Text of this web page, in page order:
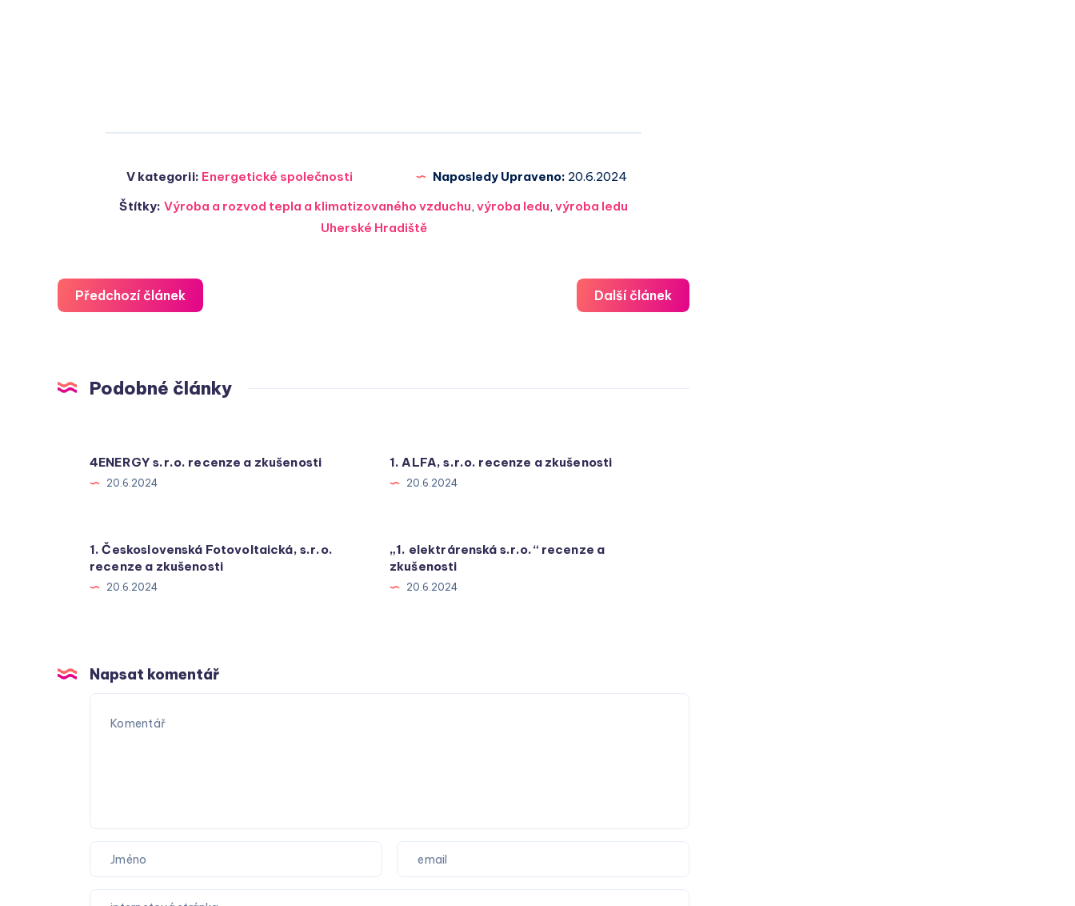
V kategorii: Energetické společnosti Naposledy Upraveno: 20.6.2024
Štítky: Výroba a rozvod tepla a klimatizovaného vzduchu, výroba ledu, výroba ledu
Uherské Hradiště
Předchozí článek Další článek
Podobné články
4ENERGY s.r.o. recenze a zkušenosti
20.6.2024
1. ALFA, s.r.o. recenze a zkušenosti
20.6.2024
1. Československá Fotovoltaická, s.r.o.
recenze a zkušenosti
20.6.2024
„1. elektrárenská s.r.o.“ recenze a
zkušenosti
20.6.2024
Napsat komentář